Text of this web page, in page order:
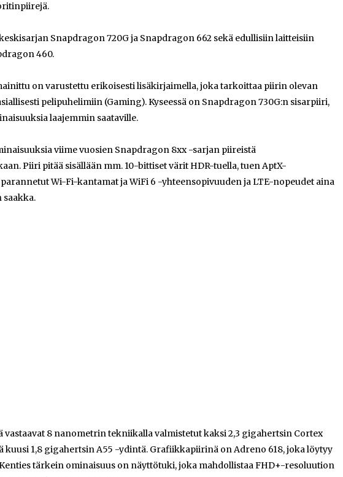
Snapdragon 720G ja Snapdragon 662 sekä edullisiin laitteisiin
460.
on varustettu erikoisesti lisäkirjaimella, joka tarkoittaa piirin olevan
pelipuhelimiin (Gaming). Kyseessä on Snapdragon 730G:n sisarpiiri,
laajemmin saataville.
viime vuosien Snapdragon 8xx -sarjan piireistä
Piiri pitää sisällään mm. 10-bittiset värit HDR-tuella, tuen AptX-
Wi-Fi-kantamat ja WiFi 6 -yhteensopivuuden ja LTE-nopeudet aina
vastaavat 8 nanometrin tekniikalla valmistetut kaksi 2,3 gigahertsin Cortex
kuusi 1,8 gigahertsin A55 -ydintä. Grafiikkapiirinä on Adreno 618, joka löytyy
Kenties tärkein ominaisuus on näyttötuki, joka mahdollistaa FHD+-resoluution